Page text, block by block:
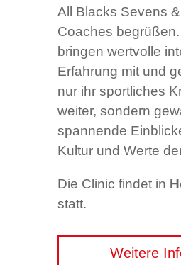
All Blacks Sevens
Coaches
bringen wertvolle
Erfahrung mit und
nur ihr sportliches
weiter, sondern
spannende
Kultur und Werte
Die Clinic findet in
statt.
Weitere